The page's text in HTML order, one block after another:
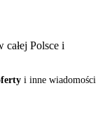
całej Polsce i
i inne wiadomości